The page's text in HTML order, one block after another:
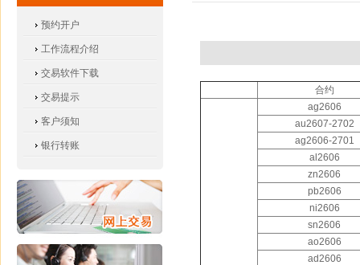
预约开户
工作流程介绍
交易软件下载
交易提示
客户须知
银行转账
合约
ag2606
au2607-2702
ag2606-2701
al2606
zn2606
pb2606
ni2606
sn2606
ao2606
ad2606